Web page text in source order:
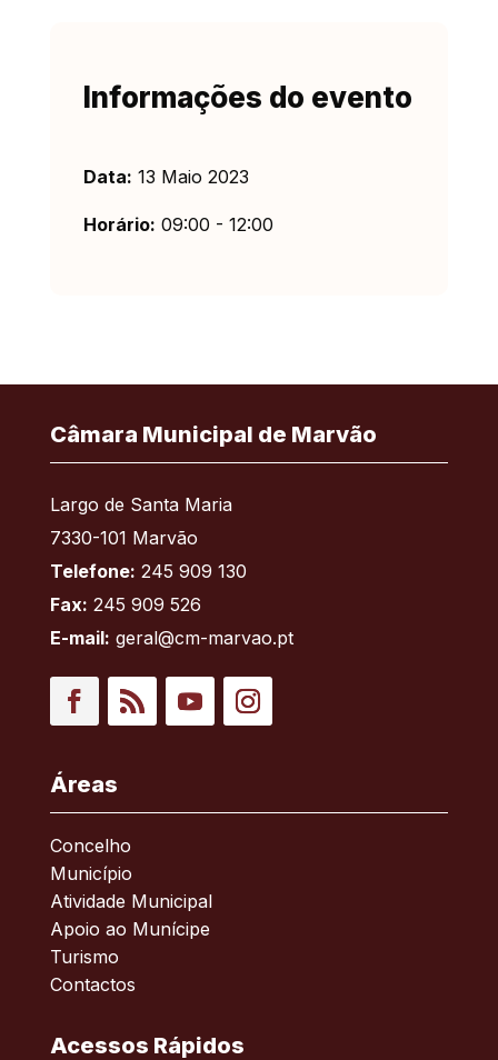
Informações do evento
Data: 13 Maio 2023
Horário: 09:00 - 12:00
Câmara Municipal de Marvão
Largo de Santa Maria
7330-101 Marvão
Telefone: 245 909 130
Fax: 245 909 526
E-mail: geral@cm-marvao.pt
Áreas
Concelho
Município
Atividade Municipal
Apoio ao Munícipe
Turismo
Contactos
Acessos Rápidos